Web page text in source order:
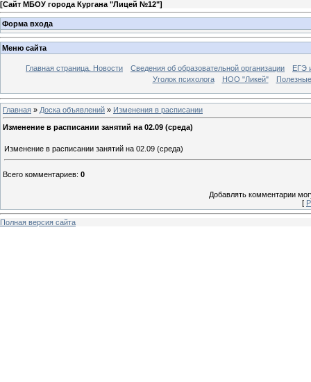
[Сайт МБОУ города Кургана "Лицей №12"]
Форма входа
Меню сайта
Главная страница. Новости Сведения об образовательной организации
ЕГЭ
Уголок психолога
НОО "Ликей"
Главная » Доска объявлений » Изменения в расписании
Изменение в расписании занятий на 02.09 (среда)
Изменение в расписании занятий на 02.09 (среда)
Всего комментариев: 0
Добавлять комментарии
[
Полная версия сайта